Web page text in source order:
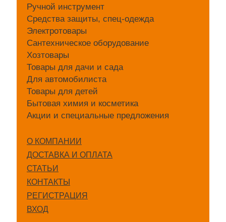
Ручной инструмент
Средства защиты, спец-одежда
Электротовары
Сантехническое оборудование
Хозтовары
Товары для дачи и сада
Для автомобилиста
Товары для детей
Бытовая химия и косметика
Акции и специальные предложения
О КОМПАНИИ
ДОСТАВКА И ОПЛАТА
СТАТЬИ
КОНТАКТЫ
РЕГИСТРАЦИЯ
ВХОД